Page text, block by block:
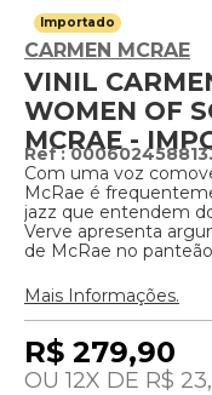
Importado
CARMEN MCRAE
VINIL
WOMEN OF
MCRAE -
:
Com uma voz
McRae é
jazz que entendem
Verve apresenta
de McRae no
Mais Informações.
R$ 279,90
12 R$ 23,